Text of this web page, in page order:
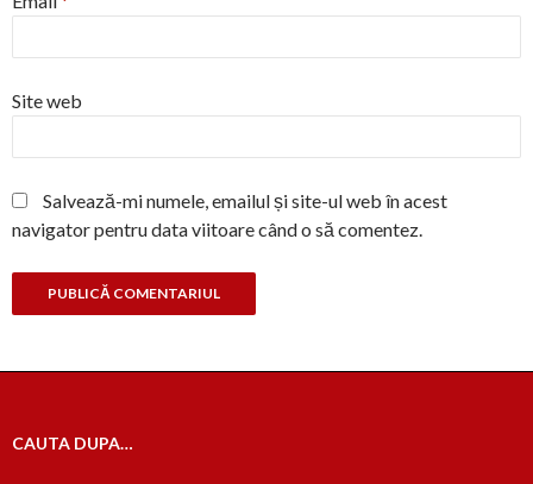
Site web
Salvează-mi numele, emailul și site-ul web în acest
navigator pentru data viitoare când o să comentez.
CAUTA DUPA…